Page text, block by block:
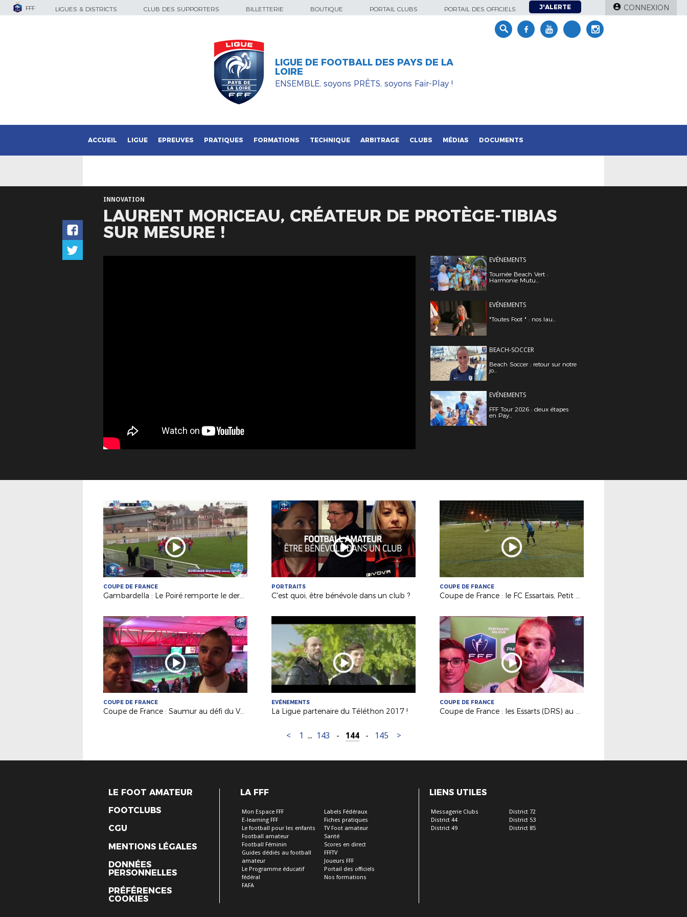
FFF LIGUES & DISTRICTS CLUB DES SUPPORTERS BILLETTERIE BOUTIQUE PORTAIL CLUBS PORTAIL DES OFFICIELS J'ALERTE CONNEXION
LIGUE DE FOOTBALL DES PAYS DE LA
LOIRE
ENSEMBLE, soyons PRÊTS, soyons Fair-Play !
ACCUEIL LIGUE EPREUVES PRATIQUES FORMATIONS TECHNIQUE ARBITRAGE CLUBS MÉDIAS DOCUMENTS
INNOVATION
LAURENT MORICEAU, CRÉATEUR DE PROTÈGE-TIBIAS
SUR MESURE !
EVÉNEMENTS
Tournée Beach Vert :
Harmonie Mutu...
EVÉNEMENTS
"Toutes Foot " : nos lau...
BEACH-SOCCER
Beach Soccer : retour sur notre
jo...
EVÉNEMENTS
FFF Tour 2026 : deux étapes
en Pay...
COUPE DE FRANCE
Gambardella : Le Poiré remporte le derby à Fontenay !
PORTRAITS
C'est quoi, être bénévole dans un club ?
COUPE DE FRANCE
Coupe de France : le FC Essartais, Petit Poucet du 8e tour
COUPE DE FRANCE
Coupe de France : Saumur au défi du Vannes OC
EVÉNEMENTS
La Ligue partenaire du Téléthon 2017 !
COUPE DE FRANCE
Coupe de France : les Essarts (DRS) au défi de St Malo (N2)
< 1 ... 143 - 144 - 145 >
LE FOOT AMATEUR
FOOTCLUBS
CGU
MENTIONS LÉGALES
DONNÉES
PERSONNELLES
PRÉFÉRENCES
COOKIES
LA FFF
Mon Espace FFF
E-learning FFF
Le football pour les enfants
Football amateur
Football Féminin
Guides dédiés au football
amateur
Le Programme éducatif
fédéral
FAFA
Labels Fédéraux
Fiches pratiques
TV Foot amateur
Santé
Scores en direct
FFFTV
Joueurs FFF
Portail des officiels
Nos formations
LIENS UTILES
Messagerie Clubs
District 44
District 49
District 72
District 53
District 85